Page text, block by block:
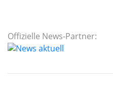
Offizielle News-Partner: